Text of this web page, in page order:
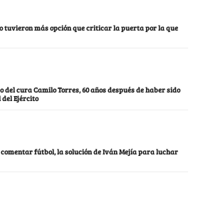
tuvieron más opción que criticar la puerta por la que
cura Camilo Torres, 60 años después de haber sido
del Ejército
fútbol, la solución de Iván Mejía para luchar